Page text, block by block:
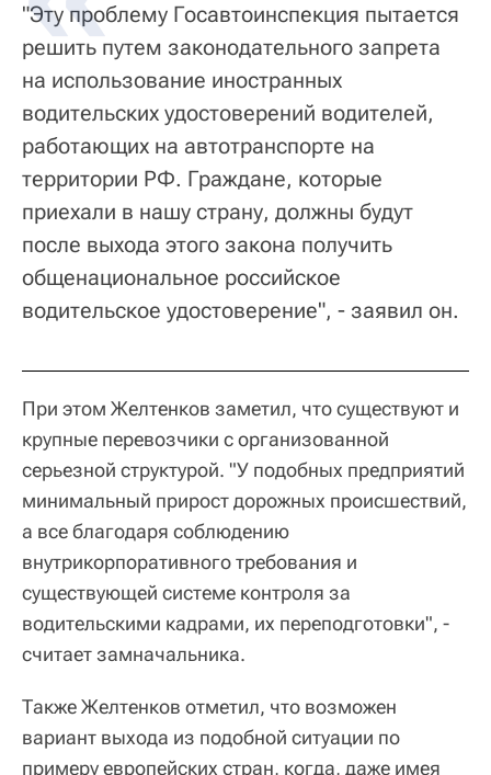
"Эту проблему Госавтоинспекция пытается
решить путем законодательного запрета
на использование иностранных
водительских удостоверений водителей,
работающих на автотранспорте на
территории РФ. Граждане, которые
приехали в нашу страну, должны будут
после выхода этого закона получить
общенациональное российское
водительское удостоверение", - заявил он.
При этом Желтенков заметил, что существуют и
крупные перевозчики с организованной
серьезной структурой. "У подобных предприятий
минимальный прирост дорожных происшествий,
а все благодаря соблюдению
внутрикорпоративного требования и
существующей системе контроля за
водительскими кадрами, их переподготовки", -
считает замначальника.
Также Желтенков отметил, что возможен
вариант выхода из подобной ситуации по
примеру европейских стран, когда, даже имея